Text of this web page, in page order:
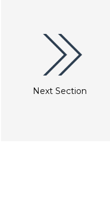
Next Section